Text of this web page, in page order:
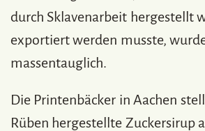
durch Sklavenarbeit hergestellt
exportiert werden musste,
massentauglich.
Die Printenbäcker in Aachen
Rüben hergestellte Zuckersirup